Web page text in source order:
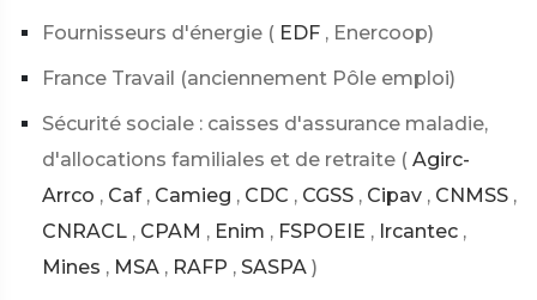
Fournisseurs d'énergie ( EDF , Enercoop)
France Travail (anciennement Pôle emploi)
Sécurité sociale : caisses d'assurance maladie,
d'allocations familiales et de retraite ( Agirc-
Arrco , Caf , Camieg , CDC , CGSS , Cipav , CNMSS ,
CNRACL , CPAM , Enim , FSPOEIE , Ircantec ,
Mines , MSA , RAFP , SASPA )